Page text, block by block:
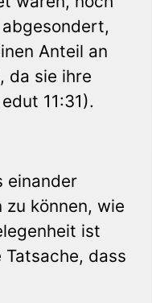
Anteil an
da sie ihre
11:31).
einander
zu können, wie
ist
dass